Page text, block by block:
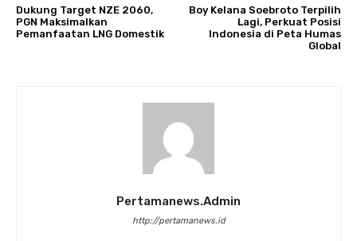
Dukung Target NZE 2060,
PGN Maksimalkan
Pemanfaatan LNG Domestik
Boy Kelana Soebroto Terpilih
Lagi, Perkuat Posisi
Indonesia di Peta Humas
Global
Pertamanews.admin
http://pertamanews.id